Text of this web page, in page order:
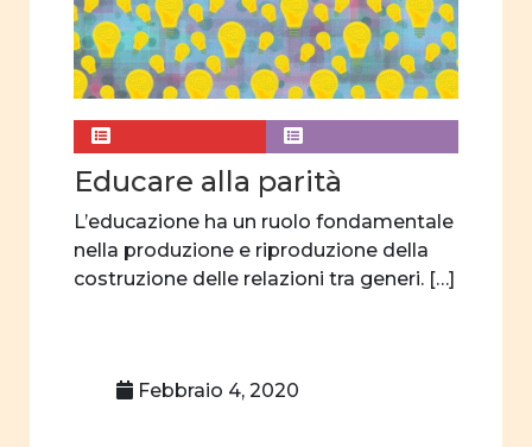
sessualità
affettività
interculturalità
donne e storia
donne e
letteratura
orientamento
Educare alla parità
L’educazione ha un ruolo fondamentale
nella produzione e riproduzione della
costruzione delle relazioni tra generi. […]
Febbraio 4, 2020